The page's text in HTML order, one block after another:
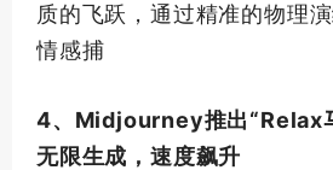
质的飞跃，通过精准的物理
情感捕
4、Midjourney推出“Relax
无限生成，速度飙升